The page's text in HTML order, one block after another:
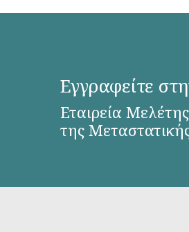
Εγγραφείτε
Εταιρεία
της